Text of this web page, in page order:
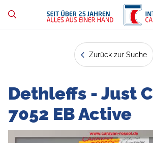
Zurück zur Suche
Dethleffs - Just
7052 EB Active